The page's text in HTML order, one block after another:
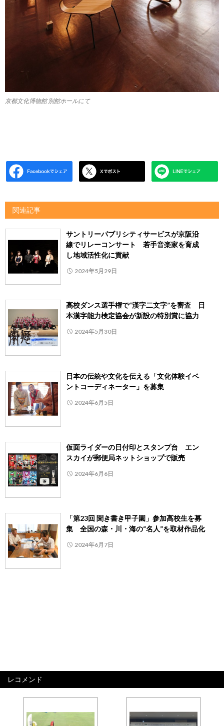
京都文化博物館 別館ホールにて
関連記事
サントリーパブリシティサービスが京阪沿
線でリレーコンサート 若手音楽家を育成
し地域活性化に貢献
2024年5月29日
高校ダンス選手権で“漢字二文字”を審査 日
本漢字能力検定協会が新設の特別賞に協力
2024年5月30日
日本の伝統や文化を伝える「文化体験イベ
ントコーディネーター」を募集
2024年6月5日
仮面ライダーの日付印とスタンプ台 エン
スカイが郵便局ネットショップで販売
2024年6月6日
「第23回 聞き書き甲子園」参加高校生を募
集 全国の森・川・海の“名人”を取材作品化
2024年6月7日
レコメンド